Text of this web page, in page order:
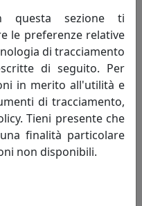
239,00 €
questa sezione ti
le preferenze relative
di tracciamento
di seguito. Per
in merito all'utilità e
di tracciamento,
Tieni presente che
finalità particolare
non disponibili.